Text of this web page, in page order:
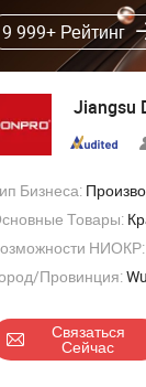
9 999+ Рейтинг
Jiangsu
Бизнеса:
Товары:
НИОКР:
Провинция:
Связаться
Сейчас